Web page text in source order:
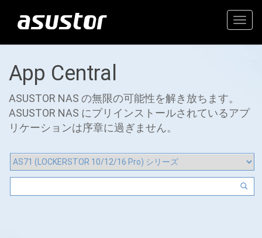
App Central
ASUSTOR NAS の無限の可能性を解き放ちます。
ASUSTOR NAS にプリインストールされているアプ
リケーションは序章に過ぎません。